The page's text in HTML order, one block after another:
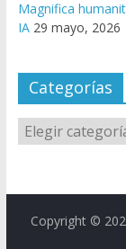
Magnifica
IA 29 mayo, 2026
Categorías
Copyright ©